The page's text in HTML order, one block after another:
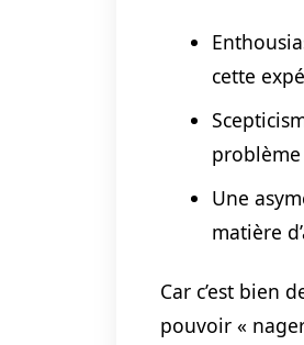
cette
problème
Une
matière
Car c’est bien
pouvoir «